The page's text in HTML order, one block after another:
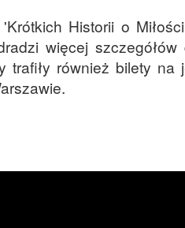
Historii o
więcej
trafiły również bilety